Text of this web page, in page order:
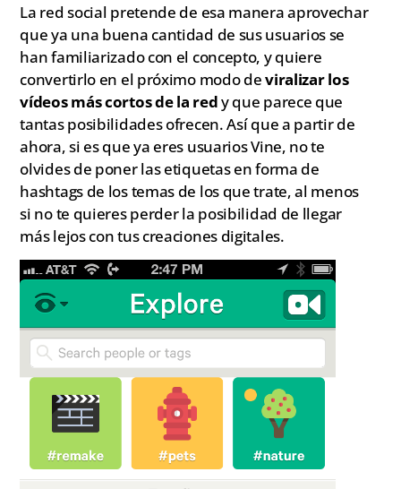
La red social pretende de esa manera aprovechar
que ya una buena cantidad de sus usuarios se
han familiarizado con el concepto, y quiere
convertirlo en el próximo modo deviralizar los
vídeos más cortos de la redy que parece que
tantas posibilidades ofrecen. Así que a partir de
ahora, si es que ya eres usuarios Vine, no te
olvides de poner las etiquetas en forma de
hashtags de los temas de los que trate, al menos
si no te quieres perder la posibilidad de llegar
más lejos con tus creaciones digitales.